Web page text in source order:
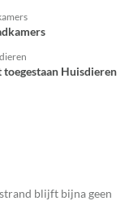
toegestaan Huisdieren
blijft bijna geen